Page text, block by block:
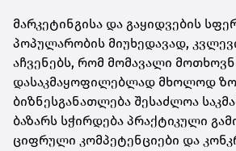
მარკეტინგისა და გაყიდვების
პოპულარობის მიუხედავად,
აჩვენებს, რომ მომავალი
დასაკმაყოფილებლად მხოლოდ
ბიზნესგანათლება შესაძლოა
ბაზარს სჭირდება პრაქტიკული
ციფრული კომპეტენციები და